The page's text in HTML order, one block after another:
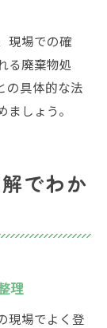
現場での確
る廃棄物処
の具体的な法
しょう。
でわか
理
現場でよく登